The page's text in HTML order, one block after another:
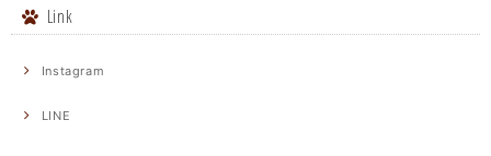
Link
Instagram
LINE